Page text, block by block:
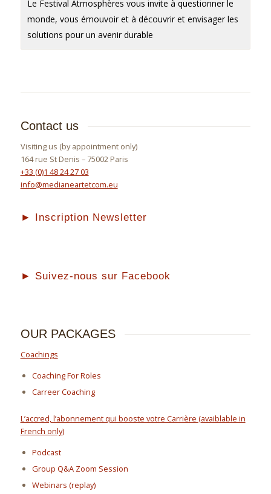
Le Festival Atmosphères vous invite à questionner le
monde, vous émouvoir et à découvrir et envisager les
solutions pour un avenir durable
Contact us
Visiting us (by appointment only)
164 rue St Denis – 75002 Paris
+33 (0)1 48 24 27 03
info@medianeartetcom.eu
► Inscription Newsletter
► Suivez-nous sur Facebook
OUR PACKAGES
Coachings
Coaching For Roles
Carreer Coaching
L’accred, l’abonnement qui booste votre Carrière (avaiblable in
French only)
Podcast
Group Q&A Zoom Session
Webinars (replay)